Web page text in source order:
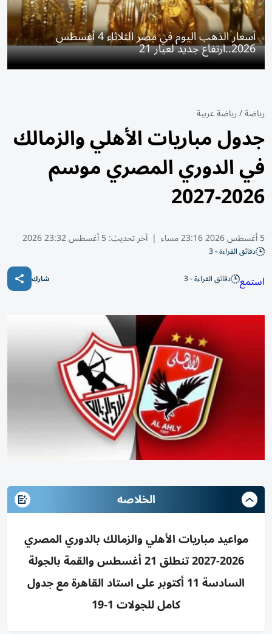
أسعار الذهب اليوم في مصر الثلاثاء 4 أغسطس
2026..ارتفاع جديد لعيار 21
رياضة/رياضة عربية
جدول مباريات الأهلي والزمالك
في الدوري المصري موسم
2026-2027
5 أغسطس 2026 23:16 مساء | آخر تحديث:5 أغسطس 23:32 2026
دقائق القراءة - 3
استمع دقائق القراءة - 3 شارك
الخلاصه
مواعيد مباريات الأهلي والزمالك بالدوري المصري
2026-2027 تنطلق 21 أغسطس والقمة بالجولة
السادسة 11 أكتوبر على استاد القاهرة مع جدول
كامل للجولات 1-19